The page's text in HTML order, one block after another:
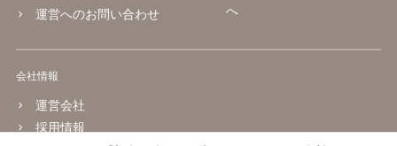
運営へのお問い合わせ
へ
会社情報
運営会社
採用情報